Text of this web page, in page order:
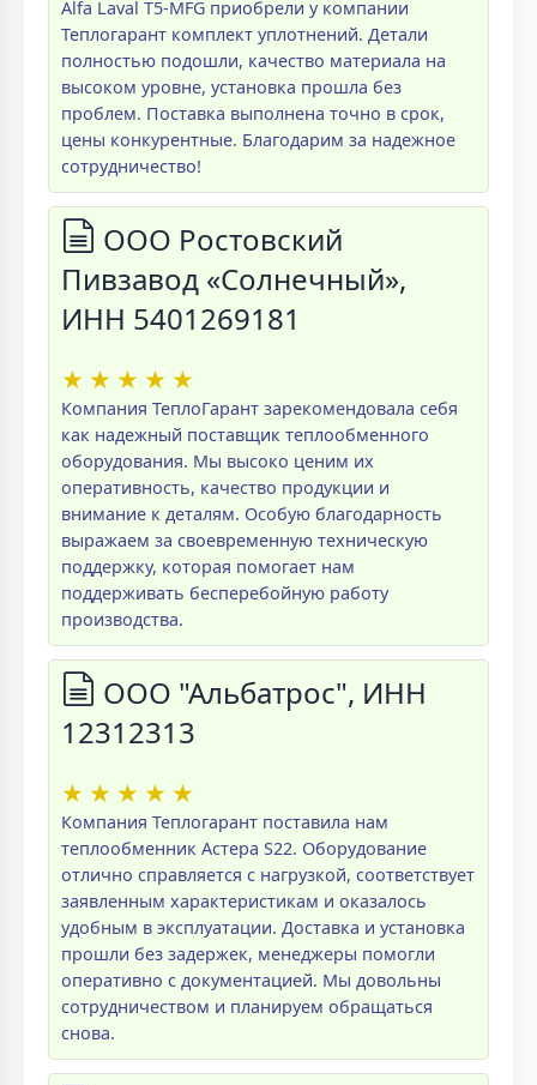
Alfa Laval T5-MFG приобрели у компании
Теплогарант комплект уплотнений. Детали
полностью подошли, качество материала на
высоком уровне, установка прошла без
проблем. Поставка выполнена точно в срок,
цены конкурентные. Благодарим за надежное
сотрудничество!
ООО Ростовский
Пивзавод «Солнечный»,
ИНН 5401269181
★ ★ ★ ★ ★
Компания ТеплоГарант зарекомендовала себя
как надежный поставщик теплообменного
оборудования. Мы высоко ценим их
оперативность, качество продукции и
внимание к деталям. Особую благодарность
выражаем за своевременную техническую
поддержку, которая помогает нам
поддерживать бесперебойную работу
производства.
ООО "Альбатрос", ИНН
12312313
★ ★ ★ ★ ★
Компания Теплогарант поставила нам
теплообменник Астера S22. Оборудование
отлично справляется с нагрузкой, соответствует
заявленным характеристикам и оказалось
удобным в эксплуатации. Доставка и установка
прошли без задержек, менеджеры помогли
оперативно с документацией. Мы довольны
сотрудничеством и планируем обращаться
снова.